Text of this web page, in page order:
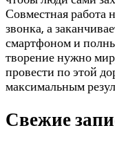
Совместная работа
звонка, а
смартфоном и
творение нужно
провести по этой
максимальным
Свежие